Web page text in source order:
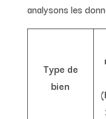
analysons les
Type de
bien